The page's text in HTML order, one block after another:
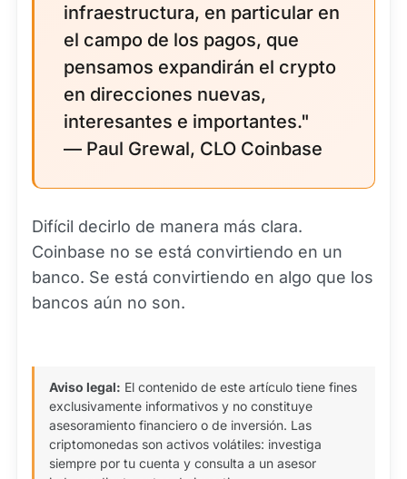
infraestructura, en particular en
el campo de los pagos, que
pensamos expandirán el crypto
en direcciones nuevas,
interesantes e importantes."
— Paul Grewal, CLO Coinbase
Difícil decirlo de manera más clara.
Coinbase no se está convirtiendo en un
banco. Se está convirtiendo en algo que los
bancos aún no son.
Aviso legal: El contenido de este artículo tiene fines
exclusivamente informativos y no constituye
asesoramiento financiero o de inversión. Las
criptomonedas son activos volátiles: investiga
siempre por tu cuenta y consulta a un asesor